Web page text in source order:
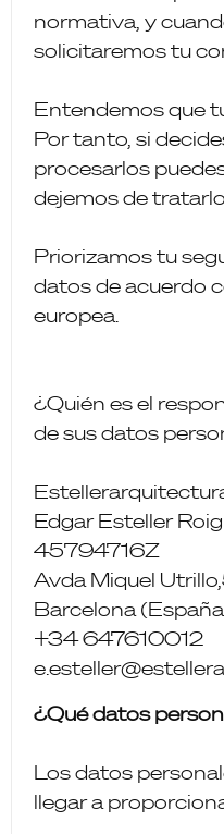
normativa, y
solicitaremos tu
Entendemos que
Por tanto, si
procesarlos
dejemos de
Priorizamos tu
datos de acuerdo
europea.
¿Quién es el
de sus datos
Edgar Esteller Roig
45794716Z
Avda Miquel
Barcelona
+34 647610012
¿Qué datos
Los datos
llegar a